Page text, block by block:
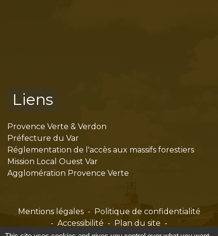
Liens
Provence Verte & Verdon
Préfecture du Var
Réglementation de l'accès aux massifs forestiers
Mission Local Ouest Var
Agglomération Provence Verte
Mentions légales -
Politique de confidentialité
- Accessibilité - Plan du site -